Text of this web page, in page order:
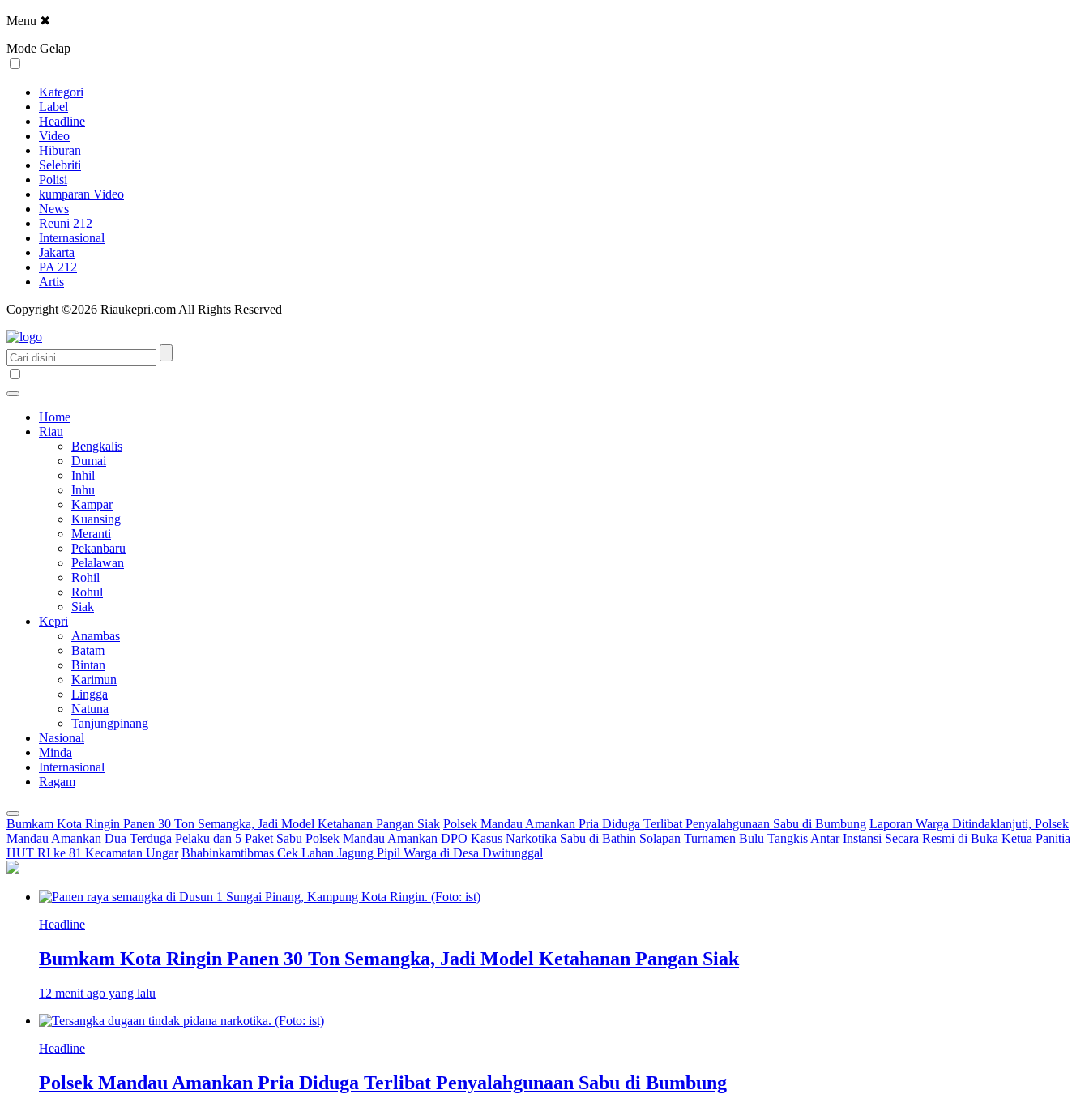
Menu ✖
Mode Gelap
Kategori
Label
Headline
Video
Hiburan
Selebriti
Polisi
kumparan Video
News
Reuni 212
Internasional
Jakarta
PA 212
Artis
Copyright ©2026 Riaukepri.com All Rights Reserved
Home
Riau
Bengkalis
Dumai
Inhil
Inhu
Kampar
Kuansing
Meranti
Pekanbaru
Pelalawan
Rohil
Rohul
Siak
Kepri
Anambas
Batam
Bintan
Karimun
Lingga
Natuna
Tanjungpinang
Nasional
Minda
Internasional
Ragam
Bumkam Kota Ringin Panen 30 Ton Semangka, Jadi Model Ketahanan Pangan Siak Polsek Mandau Amankan Pria Diduga Terlibat Penyalahgunaan Sabu di Bumbung Laporan Warga Ditindaklanjuti, Polsek
Mandau Amankan Dua Terduga Pelaku dan 5 Paket Sabu Polsek Mandau Amankan DPO Kasus Narkotika Sabu di Bathin Solapan Turnamen Bulu Tangkis Antar Instansi Secara Resmi di Buka Ketua Panitia
HUT RI ke 81 Kecamatan Ungar Bhabinkamtibmas Cek Lahan Jagung Pipil Warga di Desa Dwitunggal
Headline
Bumkam Kota Ringin Panen 30 Ton Semangka, Jadi Model Ketahanan Pangan Siak
12 menit ago yang lalu
Headline
Polsek Mandau Amankan Pria Diduga Terlibat Penyalahgunaan Sabu di Bumbung